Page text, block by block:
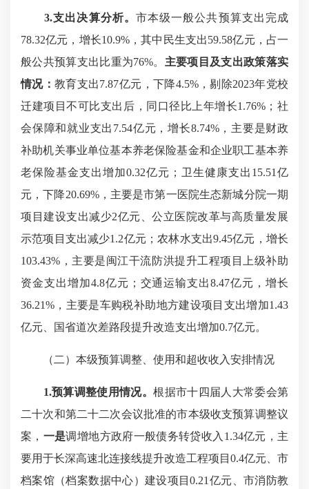
3.支出决算分析。 市本级一般公共预算支出完成
78.32亿元，增长10.9%，其中民生支出59.58亿元，占一
般公共预算支出比重为76%。 主要项目及支出政策落实
情况：教育支出7.87亿元，下降4.5%，剔除2023年党校
迁建项目不可比支出后，同口径比上年增长1.76%；社
会保障和就业支出7.54亿元，增长8.74%，主要是财政
补助机关事业单位基本养老保险基金和企业职工基本养
老保险基金支出增加0.32亿元；卫生健康支出15.51亿
元，下降20.69%，主要是市第一医院生态新城分院一期
项目建设支出减少2亿元、公立医院改革与高质量发展
示范项目支出减少1.2亿元；农林水支出9.45亿元，增长
103.43%，主要是闽江干流防洪提升工程项目上级补助
资金支出增加4.8亿元；交通运输支出8.47亿元，增长
36.21%，主要是车购税补助地方建设项目支出增加1.43
亿元、国省道次差路段提升改造支出增加0.7亿元。
（二）本级预算调整、使用和超收收入安排情况
1.预算调整使用情况。根据市十四届人大常委会第
二十次和第二十二次会议批准的市本级收支预算调整议
案， 一是调增地方政府一般债务转贷收入1.34亿元，主
要用于长深高速北连接线提升改造工程项目0.4亿元、市
档案馆（档案数据中心）建设项目0.21亿元、市消防教